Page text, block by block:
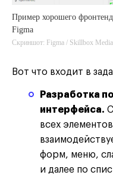
Пример хорошего
Figma
Скриншот: Figma / Skillbox Media
Вот что входит в
Разработка
интерфейса.
всех
форм, меню,
и далее по